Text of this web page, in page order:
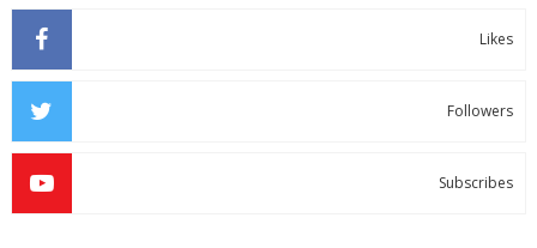
Likes
Followers
Subscribes